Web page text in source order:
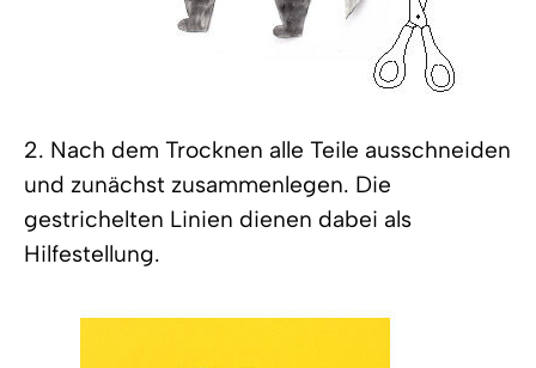
2. Nach dem Trocknen alle Teile ausschneiden
und zunächst zusammenlegen. Die
gestrichelten Linien dienen dabei als
Hilfestellung.